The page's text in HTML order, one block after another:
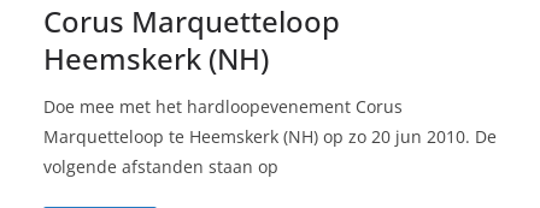
Corus Marquetteloop
Heemskerk (NH)
Doe mee met het hardloopevenement Corus
Marquetteloop te Heemskerk (NH) op zo 20 jun 2010. De
volgende afstanden staan op